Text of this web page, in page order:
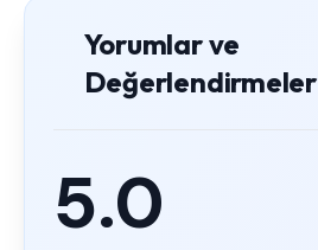
Yorumlar ve
Değerlendirmeler
5.0